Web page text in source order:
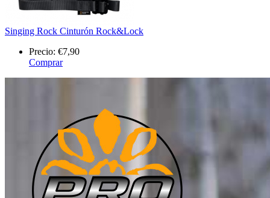
Singing Rock Cinturón Rock&Lock
Precio: €7,90
Comprar